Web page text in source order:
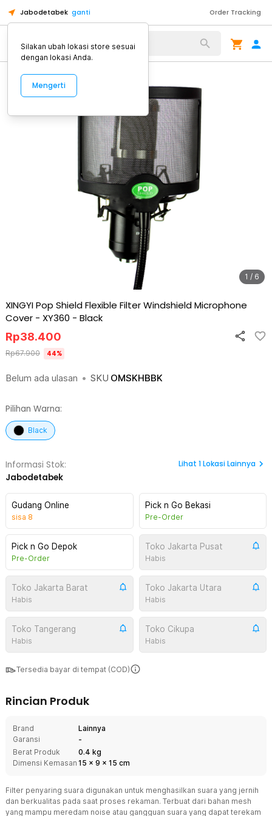
Jabodetabek ganti Order Tracking
Alat Kopi
1 / 6
XINGYI Pop Shield Flexible Filter Windshield Microphone
Cover - XY360 - Black
Belum ada ulasan • SKU OMSKHBBK
Rp38.400
Rp67.900 44%
Pilihan Warna:
Black
Informasi Stok:
Jabodetabek
Lihat 1Lokasi Lainnya
Gudang Online
sisa 8
Pick n Go Bekasi
Pre-Order
Pick n Go Depok
Pre-Order
Toko Jakarta Pusat
Habis
Toko Jakarta Barat
Habis
Toko Jakarta Utara
Habis
Toko Tangerang
Habis
Toko Cikupa
Habis
Tersedia bayar di tempat (COD)
Rincian Produk
Brand
Lainnya
Garansi
-
Berat Produk
0.4 kg
Dimensi Kemasan 15 x 9 x 15 cm
Filter penyaring suara digunakan untuk menghasilkan suara yang jernih
dan berkualitas pada saat proses rekaman. Terbuat dari bahan mesh
yang mampu meredam noise atau gangguan suara yang dapat terekam
Silakan ubah lokasi store sesuai
dengan lokasi Anda.
Mengerti